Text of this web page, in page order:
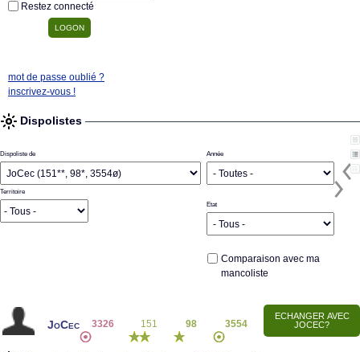
Restez connecté
mot de passe oublié ?
inscrivez-vous !
Dispolistes
Dispoliste de
Territoire
Année
Etat
Comparaison avec ma
mancoliste
JoCec 3326 151 98 3554